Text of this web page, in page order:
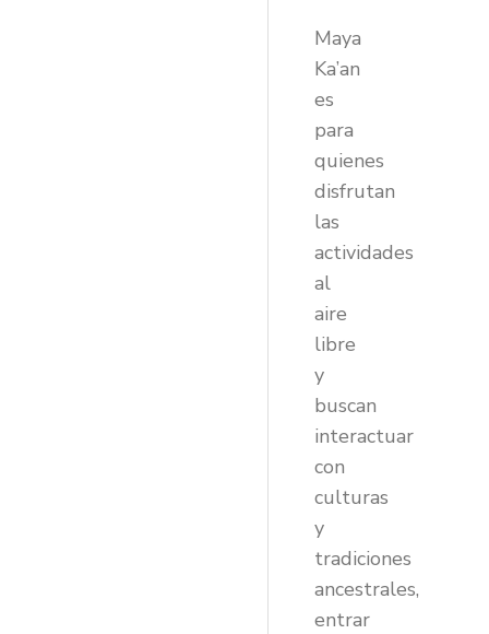
Maya
Ka’an
es
para
quienes
disfrutan
las
actividades
al
aire
libre
y
buscan
interactuar
con
culturas
y
tradiciones
ancestrales,
entrar